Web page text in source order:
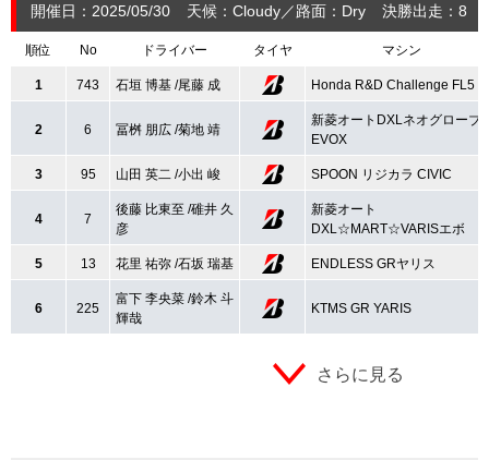
開催日：2025/05/30 天候：Cloudy 路面：Dry 決勝出走：8
順位 No ドライバー タイヤ マシン
1 743 石垣 博基 /尾藤 成 Honda R&D Challenge FL5
2 6 冨桝 朋広 /菊地 靖
新菱オートDXLネオグローブ
EVOX
3 95 山田 英二 /小出 峻 SPOON リジカラ CIVIC
4 7
後藤 比東至 /碓井 久
彦
新菱オート
DXL☆MART☆VARISエボ
5 13 花里 祐弥 /石坂 瑞基 ENDLESS GRヤリス
6 225
富下 李央菜 /鈴木 斗
輝哉
KTMS GR YARIS
さらに見る